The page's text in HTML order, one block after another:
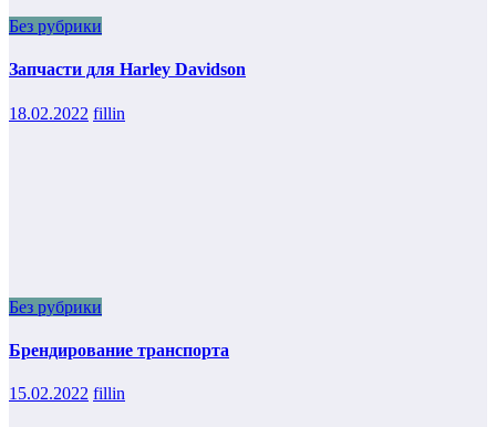
Без рубрики
Запчасти для Harley Davidson
18.02.2022 fillin
Без рубрики
Брендирование транспорта
15.02.2022 fillin